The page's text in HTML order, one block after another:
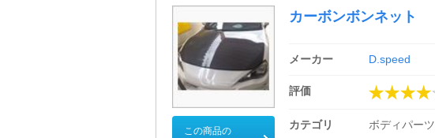
この商品の
カーボンボンネット
メーカー D.speed
評価
カテゴリ ボディパーツ